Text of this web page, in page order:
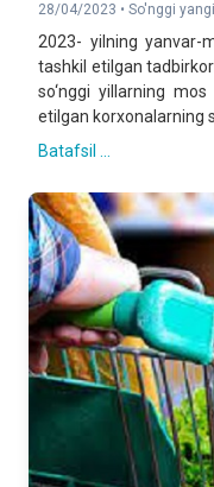
28/04/2023 • So'nggi
2023- yilning yanvar-
tashkil etilgan
so‘nggi yillarning
etilgan korxonalarning
Batafsil ...